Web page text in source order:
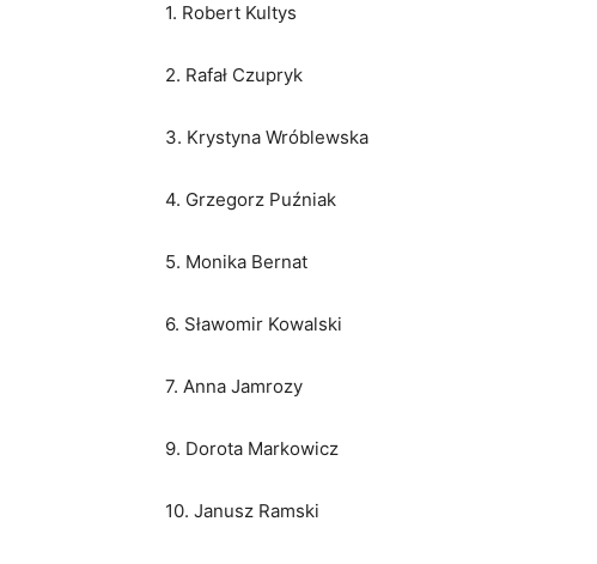
1. Robert Kultys
2. Rafał Czupryk
3. Krystyna Wróblewska
4. Grzegorz Puźniak
5. Monika Bernat
6. Sławomir Kowalski
7. Anna Jamrozy
9. Dorota Markowicz
10. Janusz Ramski